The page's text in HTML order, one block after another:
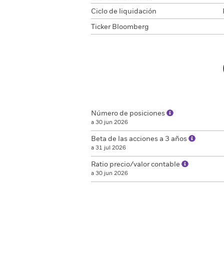
Ciclo de liquidación
Ticker Bloomberg
Número de posiciones
a 30 jun 2026
Beta de las acciones a 3 años
a 31 jul 2026
Ratio precio/valor contable
a 30 jun 2026